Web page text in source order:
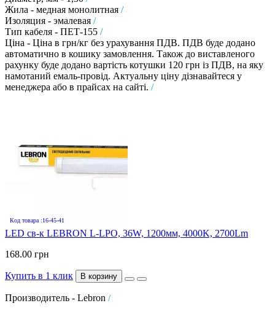
Жила - медная монолитная /
Изоляция - эмалевая /
Тип кабеля - ПЕТ-155 /
Ціна - Ціна в грн/кг без урахування ПДВ. ПДВ буде додано
автоматично в кошику замовлення. Також до виставленого
рахунку буде додано вартість котушки 120 грн із ПДВ, на яку
намотаний емаль-провід. Актуальну ціну дізнавайтеся у
менеджера або в прайсах на сайті. /
Код товара :16-45-41
LED св-к LEBRON L-LPO, 36W, 1200мм, 4000K, 2700Lm
168.00 грн
Купить в 1 клик В корзину
Производитель - Lebron /